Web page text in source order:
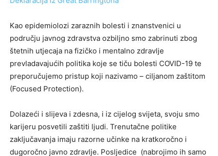
Kao epidemiolozi zaraznih bolesti i znanstvenici u
području javnog zdravstva ozbiljno smo zabrinuti zbog
štetnih utjecaja na fizičko i mentalno zdravlje
prevladavajućih politika koje se tiču bolesti COVID-19 te
preporučujemo pristup koji nazivamo – ciljanom zaštitom
(Focused Protection).
Dolazeći i slijeva i zdesna, i iz cijelog svijeta, svoju smo
karijeru posvetili zaštiti ljudi. Trenutačne politike
zaključavanja imaju razorne učinke na kratkoročno i
dugoročno javno zdravlje. Posljedice (nabrojimo ih samo